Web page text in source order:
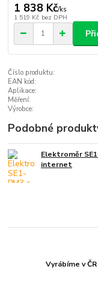
1 838 Kč/ks
1 519 Kč bez DPH
Číslo produktu:
EAN kód:
Aplikace:
Měření:
Výrobce:
Podobné
Elektroměr
internet
Vyrábíme v ČR